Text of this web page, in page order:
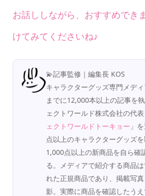
お話ししながら、おすすめでき
けてみてくださいね♪
💫記事監修｜編集長 KOS
キャラクターグッズ専門メデ
までに12,000本以上の記事を
ェクトワールド株式会社の代
ェクトワールドトーキョー 」
点以上のキャラクターグッズ
1,000点以上の新商品を自ら確
る。メディアで紹介する商品
れた正規商品であり、掲載写
影。実際に商品を確認したうえ